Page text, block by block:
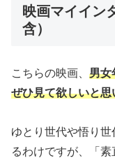
映画マイイン
含）
こちらの映画、 男女
ぜひ見て欲しいと思
ゆとり世代や悟り
るわけですが、「